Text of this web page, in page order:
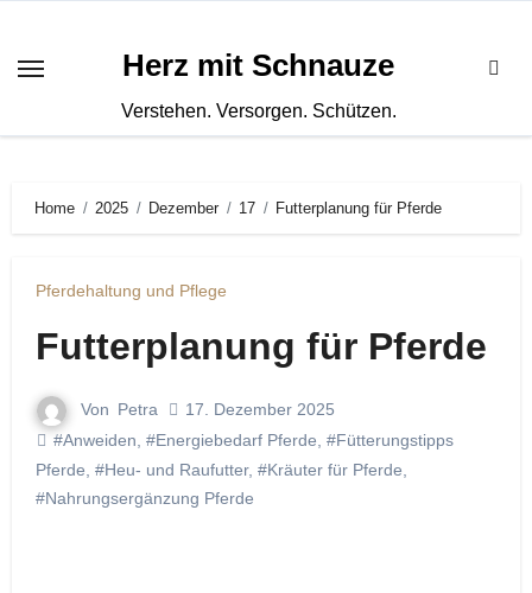
springen
Herz mit Schnauze
Verstehen. Versorgen. Schützen.
Home 2025 Dezember 17 Futterplanung für Pferde
Pferdehaltung und Pflege
Futterplanung für Pferde
Von Petra
17. Dezember 2025
#Anweiden #Energiebedarf Pferde #Fütterungstipps
Pferde #Heu- und Raufutter, #Kräuter für Pferde
#Nahrungsergänzung Pferde